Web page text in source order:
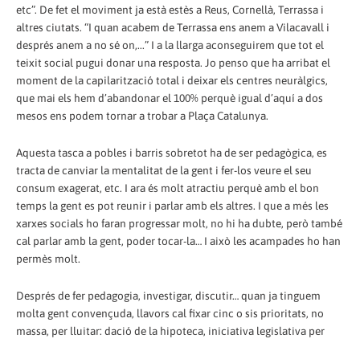
etc”. De fet el moviment ja està estès a Reus, Cornellà, Terrassa i
altres ciutats. “I quan acabem de Terrassa ens anem a Vilacavall i
després anem a no sé on,...” I a la llarga aconseguirem que tot el
teixit social pugui donar una resposta. Jo penso que ha arribat el
moment de la capilarització total i deixar els centres neuràlgics,
que mai els hem d’abandonar el 100% perquè igual d’aquí a dos
mesos ens podem tornar a trobar a Plaça Catalunya.
Aquesta tasca a pobles i barris sobretot ha de ser pedagògica, es
tracta de canviar la mentalitat de la gent i fer-los veure el seu
consum exagerat, etc. I ara és molt atractiu perquè amb el bon
temps la gent es pot reunir i parlar amb els altres. I que a més les
xarxes socials ho faran progressar molt, no hi ha dubte, però també
cal parlar amb la gent, poder tocar-la… I això les acampades ho han
permès molt.
Després de fer pedagogia, investigar, discutir… quan ja tinguem
molta gent convençuda, llavors cal fixar cinc o sis prioritats, no
massa, per lluitar: dació de la hipoteca, iniciativa legislativa per